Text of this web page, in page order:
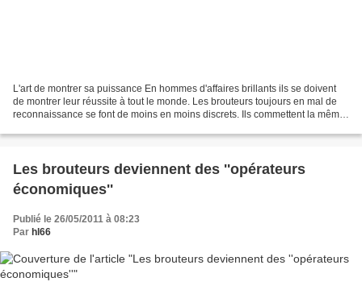
L'art de montrer sa puissance En hommes d'affaires brillants ils se doivent
de montrer leur réussite à tout le monde. Les brouteurs toujours en mal de
reconnaissance se font de moins en moins discrets. Ils commettent la même
Les brouteurs deviennent des ''opérateurs
économiques''
Publié le 26/05/2011 à 08:23
Par hl66